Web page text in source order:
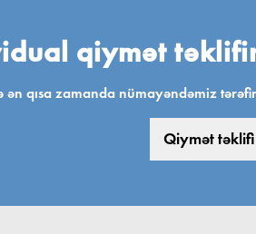
qiymət
ən qısa zamanda nümayəndəmiz
Qiymət